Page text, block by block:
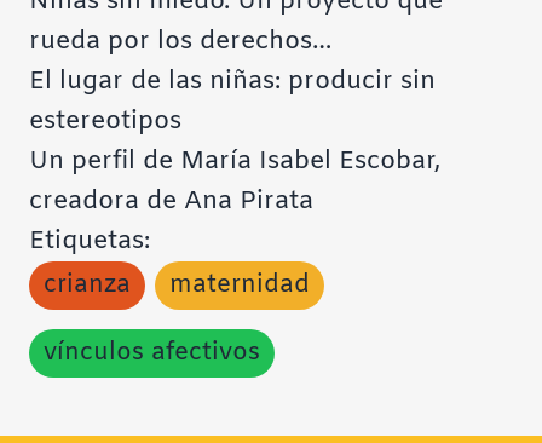
rueda por los derechos…
El lugar de las niñas: producir sin
estereotipos
Un perfil de María Isabel Escobar,
creadora de Ana Pirata
Etiquetas:
crianza
maternidad
vínculos afectivos